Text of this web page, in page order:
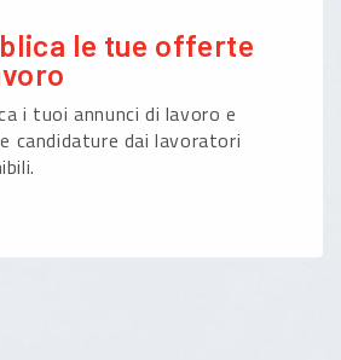
le tue offerte
i tuoi annunci di lavoro e
candidature dai lavoratori